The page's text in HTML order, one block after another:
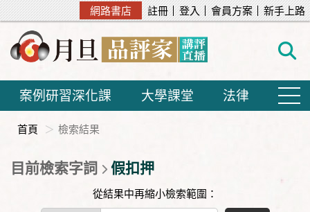
網路書店 註冊 登入 會員方案 新手上路
案例研習深化課 大學課堂 法律
首頁 檢索結果
目前檢索字詞 假扣押
從結果中再縮小檢索範圍：